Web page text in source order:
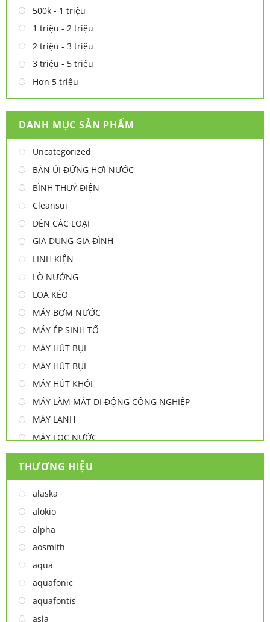
500k - 1 triệu
1 triệu - 2 triệu
2 triệu - 3 triệu
3 triệu - 5 triệu
Hơn 5 triệu
DANH MỤC SẢN PHẨM
Uncategorized
BÀN ỦI ĐỨNG HƠI NƯỚC
BÌNH THUỶ ĐIỆN
Cleansui
ĐÈN CÁC LOẠI
GIA DỤNG GIA ĐÌNH
LINH KIỆN
LÒ NƯỚNG
LOA KÉO
MÁY BƠM NƯỚC
MÁY ÉP SINH TỐ
MÁY HÚT BỤI
MÁY HÚT BỤI
MÁY HÚT KHÓI
MÁY LÀM MÁT DI ĐỘNG CÔNG NGHIỆP
MÁY LẠNH
MÁY LỌC NƯỚC
MÁY NƯỚC NÓNG
MÁY NƯỚC NÓNG - LẠNH
MÁY SẤY TAY
MÁY XAY ĐA NĂNG
NỒI CHIÊN
NỒI CHIÊN
Thiết bị lọc nước
TỦ ĐÔNG
TỦ MÁT
TỦ RƯỢU
THƯƠNG HIỆU
alaska
alokio
alpha
aosmith
aqua
aquafonic
aquafontis
asia